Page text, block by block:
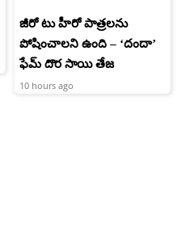
జీరో టు హీరో పాత్రలను
పోషించాలని ఉంది – ‘దందా’
ఫేమ్ దొర సాయి తేజ
10 hours ago